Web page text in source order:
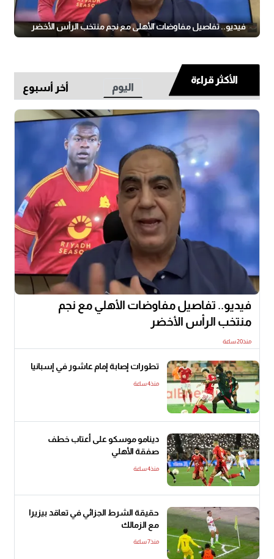
فيديو.. تفاصيل مفاوضات الأهلي مع نجم منتخب الرأس الأخضر
الأكثر قراءة
اليوم أخر أسبوع
فيديو.. تفاصيل مفاوضات الأهلي مع نجم
منتخب الرأس الأخضر
منذ20 ساعة
تطورات إصابة إمام عاشور في إسبانيا
منذ4 ساعة
دينامو موسكو على أعتاب خطف
صفقة الأهلي
منذ4 ساعة
حقيقة الشرط الجزائي في تعاقد بيزيرا
مع الزمالك
منذ7 ساعة